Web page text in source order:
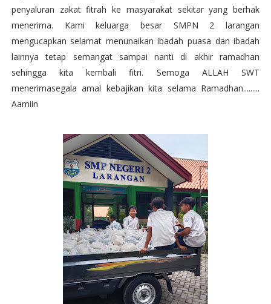
penyaluran zakat fitrah ke masyarakat sekitar yang berhak
menerima. Kami keluarga besar SMPN 2 larangan
mengucapkan selamat menunaikan ibadah puasa dan ibadah
lainnya tetap semangat sampai nanti di akhir ramadhan
sehingga kita kembali fitri. Semoga ALLAH SWT
menerimasegala amal kebajikan kita selama Ramadhan.........
Aamiin